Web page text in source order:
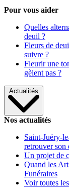
Pour vous aider
Quelles
deuil ?
Fleurs de
suivre ?
Fleurir une
gèlent pas ?
Actualités
Nos actualités
Saint-Juéry-
retrouver son
Un projet de
Quand les
Funéraires
Voir toutes